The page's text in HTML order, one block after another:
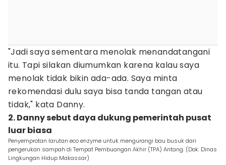
"Jadi saya sementara menolak menandatangani
itu. Tapi silakan diumumkan karena kalau saya
menolak tidak bikin ada-ada. Saya minta
rekomendasi dulu saya bisa tanda tangan atau
tidak," kata Danny.
2. Danny sebut daya dukung pemerintah pusat
luar biasa
Penyemprotan larutan eco enzyme untuk mengurangi bau busuk dari
pengerukan sampah di Tempat Pembuangan Akhir (TPA) Antang. (Dok. Dinas
Lingkungan Hidup Makassar)